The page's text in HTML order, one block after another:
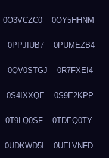
0O3VCZC0 0OY5HHNM
0PPJIUB7 0PUMEZB4
0QV0STGJ 0R7FXEI4
0S4IXXQE 0S9E2KPP
0T9LQ0SF 0TDEQ0TY
0UDKWD5I 0UELVNFD